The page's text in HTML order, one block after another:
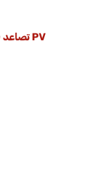
PV تصاعد قوس C آلة تشكيل الملف الشخصي